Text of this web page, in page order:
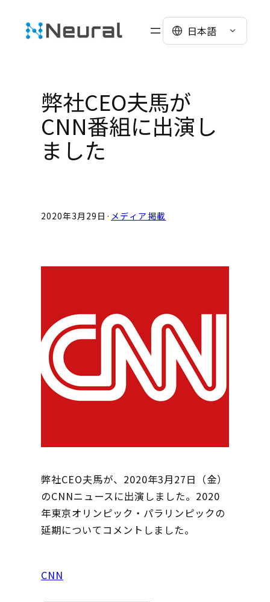
日本語
弊社CEO夫馬が
CNN番組に出演し
ました
2020年3月29日 · メディア掲載
弊社CEO夫馬が、2020年3月27日（金）
のCNNニュースに出演しました。2020
年東京オリンピック・パラリンピックの
延期についてコメントしました。
CNN